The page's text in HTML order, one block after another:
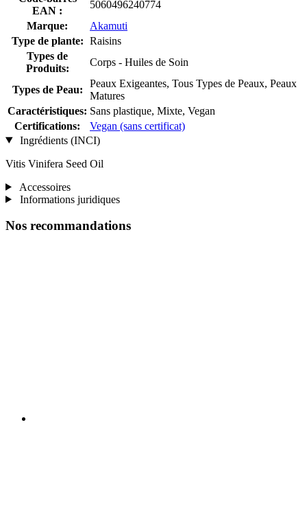
EAN :
5060496240774
Marque:
Akamuti
Type de plante: Raisins
Types de
Produits:
Corps - Huiles de Soin
Types de Peau:
Peaux Exigeantes, Tous Types de Peaux, Peaux
Matures
Caractéristiques: Sans plastique, Mixte, Vegan
Certifications:
Vegan (sans certificat)
Ingrédients (INCI)
Vitis Vinifera Seed Oil
Accessoires
Informations juridiques
Nos recommandations